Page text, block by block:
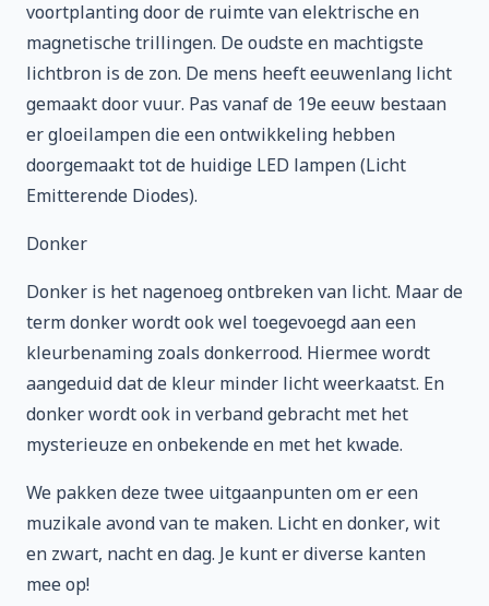
voortplanting door de ruimte van elektrische en
magnetische trillingen. De oudste en machtigste
lichtbron is de zon. De mens heeft eeuwenlang licht
gemaakt door vuur. Pas vanaf de 19e eeuw bestaan
er gloeilampen die een ontwikkeling hebben
doorgemaakt tot de huidige LED lampen (Licht
Emitterende Diodes).
Donker
Donker is het nagenoeg ontbreken van licht. Maar de
term donker wordt ook wel toegevoegd aan een
kleurbenaming zoals donkerrood. Hiermee wordt
aangeduid dat de kleur minder licht weerkaatst. En
donker wordt ook in verband gebracht met het
mysterieuze en onbekende en met het kwade.
We pakken deze twee uitgaanpunten om er een
muzikale avond van te maken. Licht en donker, wit
en zwart, nacht en dag. Je kunt er diverse kanten
mee op!